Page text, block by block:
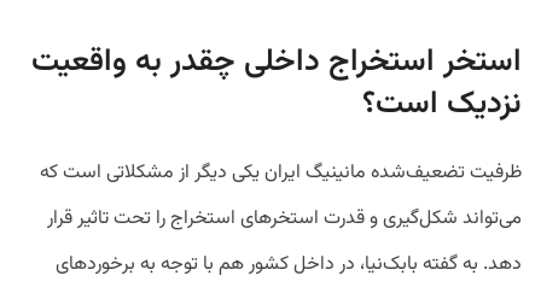
استخر استخراج داخلی چقدر به واقعیت
نزدیک است؟
ظرفیت تضعیف‌شده مانینیگ ایران یکی دیگر از مشکلاتی است که
می‌تواند شکل‌گیری و قدرت استخرهای استخراج را تحت تاثیر قرار
دهد. به گفته بابک‌نیا، در داخل کشور هم با توجه به برخوردهای